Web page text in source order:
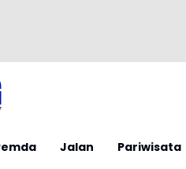
Jalan Pariwisata